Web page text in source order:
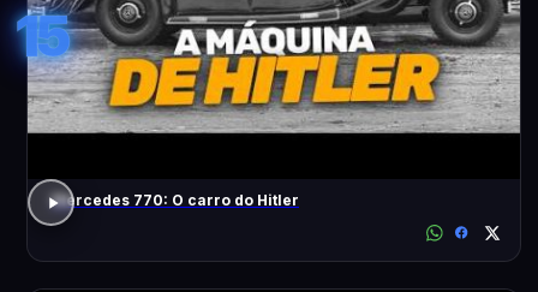
15
Mercedes 770: O carro do Hitler